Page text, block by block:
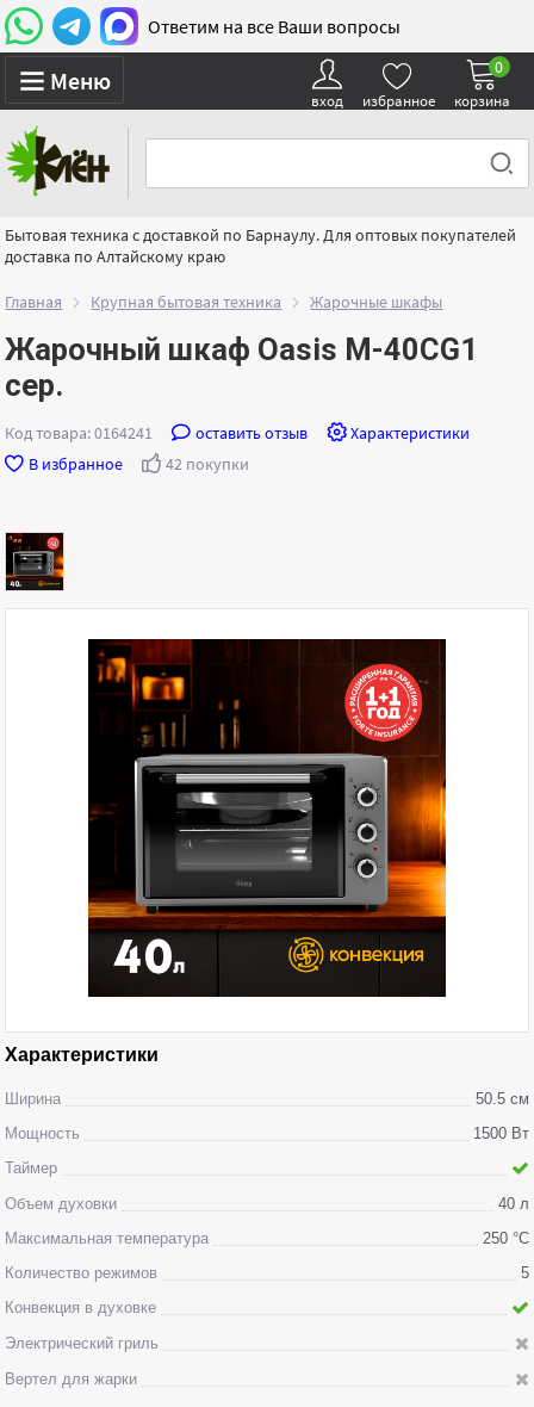
Ответим на все Ваши вопросы
Меню
вход избранное корзина
0
Бытовая техника с доставкой по Барнаулу. Для оптовых покупателей
доставка по Алтайскому краю
Главная Крупная бытовая техника Жарочные шкафы
Жарочный шкаф Oasis M-40CG1
сер.
Код товара: 0164241 оставить отзыв
Характеристики
В избранное
42 покупки
Характеристики
Ширина
50.5 см
Мощность
1500 Вт
Таймер
Объем духовки
40 л
Максимальная температура
250 °С
Количество режимов
5
Конвекция в духовке
Электрический гриль
Вертел для жарки